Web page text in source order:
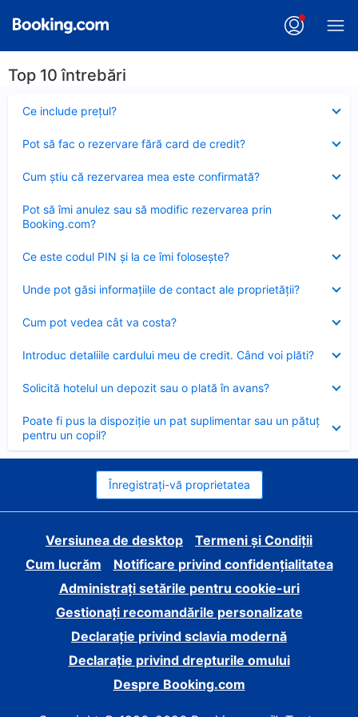
Top 10 întrebări
Ce include preţul?
închis
Pot să fac o rezervare fără card de credit?
închis
Cum ştiu că rezervarea mea este confirmată?
închis
Pot să îmi anulez sau să modific rezervarea prin
Booking.com?
închis
Ce este codul PIN şi la ce îmi foloseşte?
închis
Unde pot găsi informațiile de contact ale proprietății?
închis
Cum pot vedea cât va costa?
închis
Introduc detaliile cardului meu de credit. Când voi plăti?
închis
Solicită hotelul un depozit sau o plată în avans?
închis
Poate fi pus la dispoziție un pat suplimentar sau un pătuț
pentru un copil?
închis
Înregistrați-vă proprietatea
Versiunea de desktop
Termeni și Condiții
Cum lucrăm
Notificare privind confidențialitatea
Administrați setările pentru cookie-uri
Gestionați recomandările personalizate
Declarație privind sclavia modernă
Declarație privind drepturile omului
Despre Booking.com